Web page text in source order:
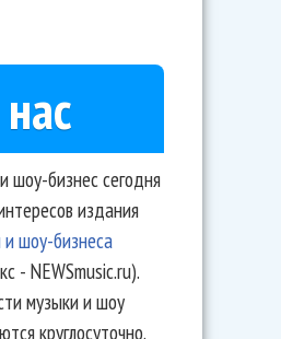
шоу-бизнес сегодня
издания
шоу-бизнеса
- NEWSmusic.ru).
музыки и шоу
круглосуточно.